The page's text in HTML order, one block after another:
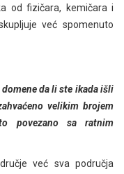
od fizičara, kemičara i
već spomenuto
da li ste ikada išli
velikim brojem
povezano sa ratnim
već sva područja